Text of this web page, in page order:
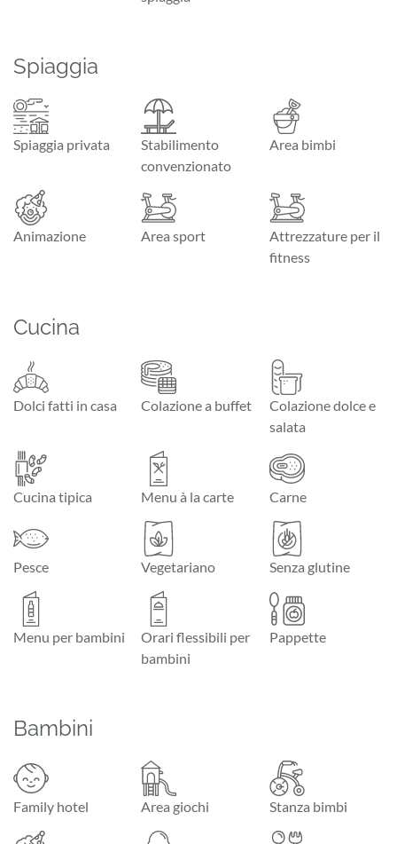
Spiaggia
Spiaggia privata
Stabilimento
convenzionato
Area bimbi
Animazione Area sport
Attrezzature per il
fitness
Cucina
Dolci fatti in casa Colazione a buffet
Colazione dolce e
salata
Cucina tipica Menu à la carte Carne
Pesce Vegetariano Senza glutine
Menu per bambini
Orari flessibili per
bambini
Pappette
Bambini
Family hotel Area giochi Stanza bimbi